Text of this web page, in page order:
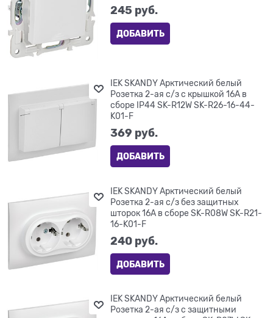
245 руб.
ДОБАВИТЬ
IEK SKANDY Арктический белый
Розетка 2-ая с/з с крышкой 16А в
сборе IP44 SK-R12W SK-R26-16-44-
K01-F
369 руб.
ДОБАВИТЬ
IEK SKANDY Арктический белый
Розетка 2-ая с/з без защитных
шторок 16А в сборе SK-R08W SK-R21-
16-K01-F
240 руб.
ДОБАВИТЬ
IEK SKANDY Арктический белый
Розетка 2-ая с/з с защитными